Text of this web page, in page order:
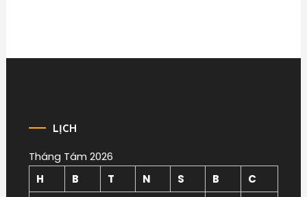
LỊCH
Tháng Tám 2026
H
B T N S B
C